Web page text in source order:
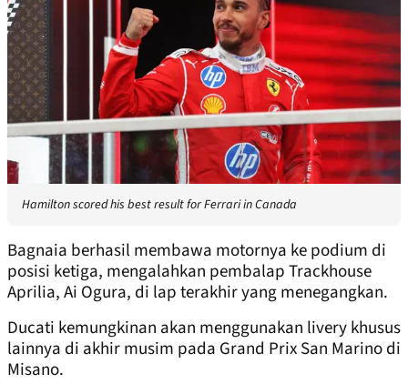
Hamilton scored his best result for Ferrari in Canada
Bagnaia berhasil membawa motornya ke podium di
posisi ketiga, mengalahkan pembalap Trackhouse
Aprilia, Ai Ogura, di lap terakhir yang menegangkan.
Ducati kemungkinan akan menggunakan livery khusus
lainnya di akhir musim pada Grand Prix San Marino di
Misano.